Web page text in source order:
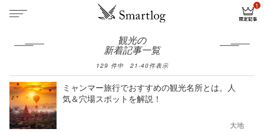
観光の
新着記事一覧
129 件中 21-40件表示
ミャンマー旅行でおすすめの観光名所とは。人
気＆穴場スポットを解説！
大地